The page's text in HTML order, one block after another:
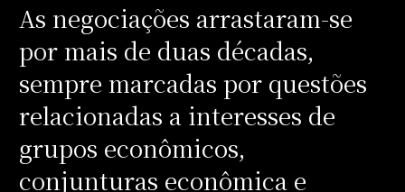
As negociações arrastaram-se
por mais de duas décadas,
sempre marcadas por questões
relacionadas a interesses de
grupos econômicos,
conjunturas econômica e